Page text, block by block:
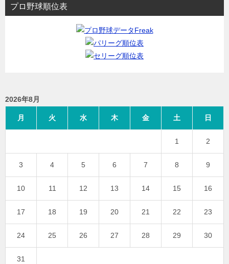
プロ野球順位表
2026年8月
月 火 水 木 金 土 日
1 2
3 4 5 6 7 8 9
10 11 12 13 14 15 16
17 18 19 20 21 22 23
24 25 26 27 28 29 30
31